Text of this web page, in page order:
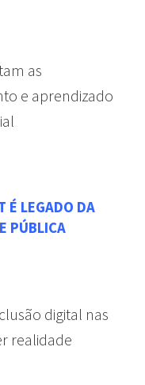
as
e aprendizado
É LEGADO DA
PÚBLICA
digital nas
realidade